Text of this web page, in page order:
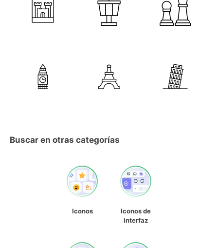
Buscar en otras categorías
Iconos
Iconos de
interfaz